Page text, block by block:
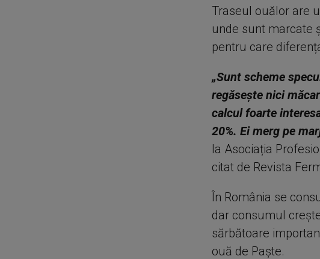
Traseul ouălor are
unde sunt marcate
pentru care
„Sunt scheme
regăsește nici
calcul foarte
20%. Ei merg pe
la Asociația
citat de Revista
În România se
dar consumul
sărbătoare
ouă de Paște.